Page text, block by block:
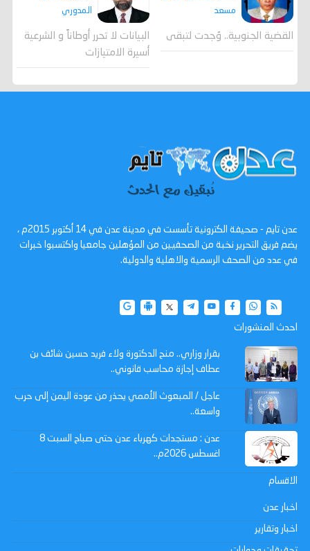
مسعد
القضية الجنوبية.. وُجدت لتبقى
المدوري
البيانات لا تحرر أوطاناً و الشرعية
أسيرة الامتيازات
عدن تايم - صحيفة الكترونية تأسست في مدينة عدن في 14 أكتوبر 2015م ،
يضم فريق التحرير نخبة من الصحفيين من المؤهلين جامعيا واكتسبوا خبرات
في عدد من الصحف الرسمية والاهلية والدولية.
احدث المنشورات
بقرار وزاري.. منح الدكتورة ولاء فريد حسين شائف بن
عطاف إجازة محاسب قانوني..
عاجل / المبعوث الأممي يحذر من عودة اليمن إلى حرب
واسعة..
عدن : مستجدات كهرباء عدن حتى صباح السبت 8
اغسطس 2026م..
الاقسام
اخبار عدن
اخبار وتقارير